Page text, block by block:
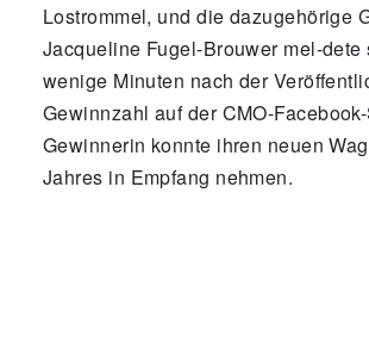
Lostrommel, und die dazugehörige
Jacqueline Fugel-Brouwer mel-dete
wenige Minuten nach der
Gewinnzahl auf der CMO-
Gewinnerin konnte ihren neuen
Jahres in Empfang nehmen.